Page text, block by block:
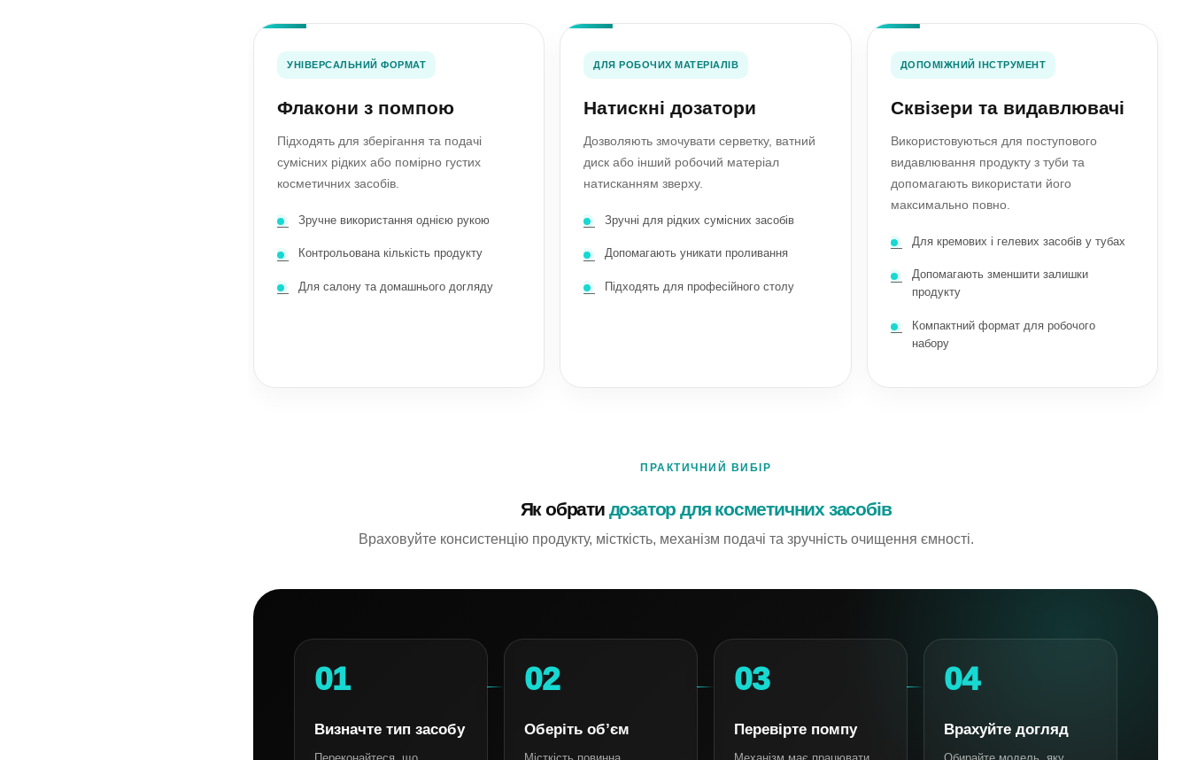
УНІВЕРСАЛЬНИЙ ФОРМАТ
Флакони з помпою
Підходять для зберігання та подачі
сумісних рідких або помірно густих
косметичних засобів.
Зручне використання однією рукою
Контрольована кількість продукту
Для салону та домашнього догляду
ДЛЯ РОБОЧИХ МАТЕРІАЛІВ
Натискні дозатори
Дозволяють змочувати серветку, ватний
диск або інший робочий матеріал
натисканням зверху.
Зручні для рідких сумісних засобів
Допомагають уникати проливання
Підходять для професійного столу
ДОПОМІЖНИЙ ІНСТРУМЕНТ
Сквізери та видавлювачі
Використовуються для поступового
видавлювання продукту з туби та
допомагають використати його
максимально повно.
Для кремових і гелевих засобів у тубах
Допомагають зменшити залишки
продукту
Компактний формат для робочого
набору
ПРАКТИЧНИЙ ВИБІР
Як обрати дозатор для косметичних засобів
Враховуйте консистенцію продукту, місткість, механізм подачі та зручність очищення ємності.
01
Визначте тип засобу
02
Оберіть об’єм
03
Перевірте помпу
04
Врахуйте догляд